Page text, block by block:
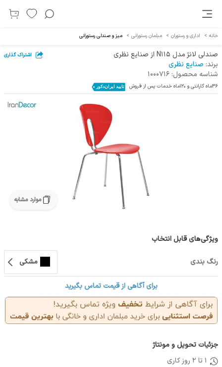
خانه > اداری و رستوران > مبلمان رستورانی > میز و صندلی رستورانی
صندلی لانژ مدل N115 از صنایع نظری اشتراک گذاری
برند: صنایع نظری
شناسه محصول:1000716
36ماه گارانتی و 120ماه خدمات پس از فروش
موارد مشابه
ویژگی‌های قابل انتخاب
رنگ بندی مشکی
برای آگاهی از قیمت تماس بگیرید
جزئیات تحویل و مونتاژ
1 تا 2 روز کاری